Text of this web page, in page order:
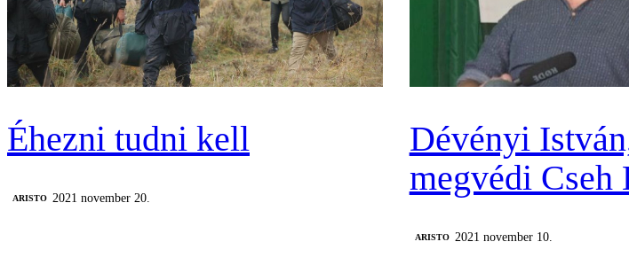
Éhezni tudni kell
ARISTO 2021 november 20.
Dévényi
megvédi Cseh
ARISTO 2021 november 10.